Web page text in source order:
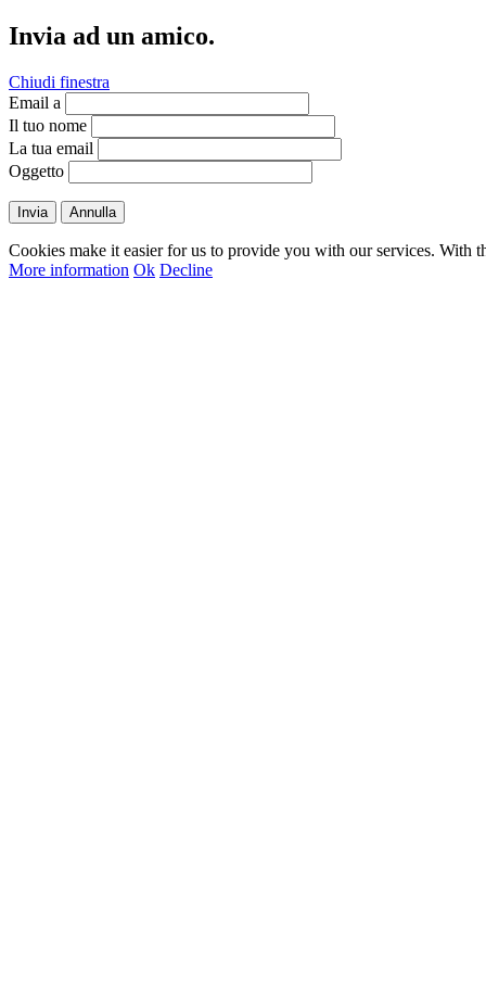
Invia ad un amico.
Chiudi finestra
Email a
Il tuo nome
La tua email
Oggetto
Invia Annulla
Cookies make it easier for us to provide you with our services. With
More information Ok Decline